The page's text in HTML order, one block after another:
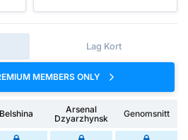
Lag Kort
MEMBERS ONLY
Belshina
Arsenal
Dzyarzhynsk
Genomsnitt